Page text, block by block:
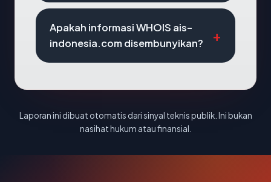
Apakah informasi WHOIS ais-
indonesia.com disembunyikan?
Laporan ini dibuat otomatis dari sinyal teknis publik. Ini bukan
nasihat hukum atau finansial.